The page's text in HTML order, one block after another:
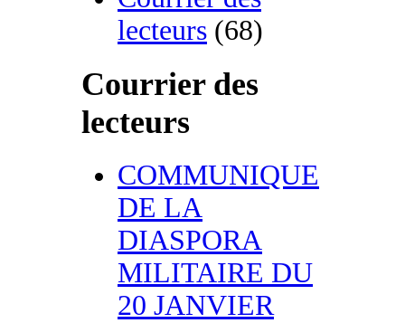
lecteurs (68)
Courrier des
lecteurs
COMMUNIQUE
DE LA
DIASPORA
MILITAIRE DU
20 JANVIER